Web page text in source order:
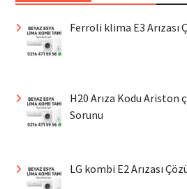
Ferroli klima E3 Arızası
H20 Arıza Kodu Ariston
Sorunu
LG kombi E2 Arızası